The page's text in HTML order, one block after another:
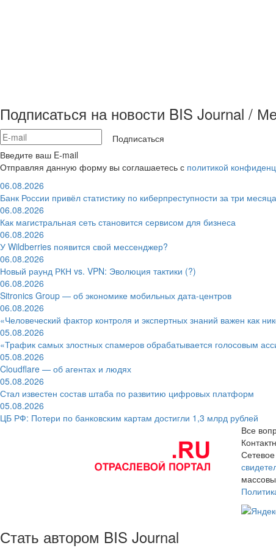
Подписаться на новости BIS Journal /
Подписаться
Введите ваш E-mail
Отправляя данную форму вы соглашаетесь с политикой
06.08.2026
Банк России привёл статистику по киберпреступности за три месяца
06.08.2026
Как магистральная сеть становится сервисом для бизнеса
06.08.2026
У Wildberries появится свой мессенджер?
06.08.2026
Новый раунд РКН vs. VPN: Эволюция тактики (?)
06.08.2026
Sitronics Group — об экономике мобильных дата-центров
06.08.2026
«Человеческий фактор контроля и экспертных знаний важен как
05.08.2026
«Трафик самых злостных спамеров обрабатывается голосовым
05.08.2026
Cloudflare — об агентах и людях
05.08.2026
Стал известен состав штаба по развитию цифровых платформ
05.08.2026
ЦБ РФ: Потери по банковским картам достигли 1,3 млрд рублей
Все
Стать автором BIS Journal